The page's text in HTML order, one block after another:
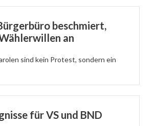
beschmiert,
an
sind kein Protest, sondern ein
für VS und BND